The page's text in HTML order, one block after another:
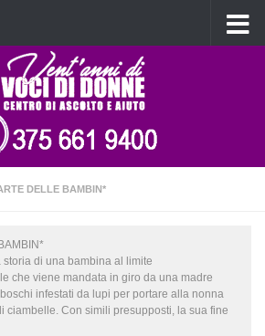
DELLE BAMBIN*
storia di una bambina al limite
che viene mandata in giro da una madre
infestati da lupi per portare alla nonna
ciambelle. Con simili presupposti, la sua fine